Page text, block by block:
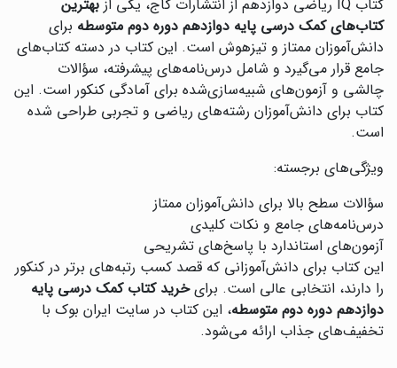
کتاب IQ ریاضی دوازدهم از انتشارات گاج، یکی از
بهترین
کتاب‌های کمک درسی پایه دوازدهم دوره دوم متوسطه برای
دانش‌آموزان ممتاز و تیزهوش است. این کتاب در دسته کتاب‌های
جامع قرار می‌گیرد و شامل درس‌نامه‌های پیشرفته، سؤالات
چالشی و آزمون‌های شبیه‌سازی‌شده برای آمادگی کنکور است. این
کتاب برای دانش‌آموزان رشته‌های ریاضی و تجربی طراحی شده
است.
ویژگی‌های برجسته:
سؤالات سطح بالا برای دانش‌آموزان ممتاز
درس‌نامه‌های جامع و نکات کلیدی
آزمون‌های استاندارد با پاسخ‌های تشریحی
این کتاب برای دانش‌آموزانی که قصد کسب رتبه‌های برتر در کنکور
را دارند، انتخابی عالی است. برایخرید کتاب کمک درسی پایه
دوازدهم دوره دوم متوسطه، این کتاب در سایت ایران بوک با
تخفیف‌های جذاب ارائه می‌شود.